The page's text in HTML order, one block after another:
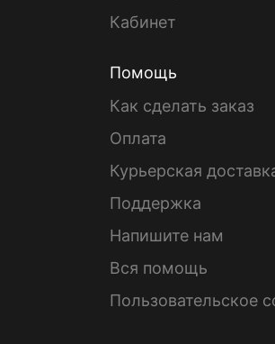
Кабинет
Помощь
Как сделать заказ
Оплата
Курьерская
Поддержка
Напишите нам
Вся помощь
Пользовательское